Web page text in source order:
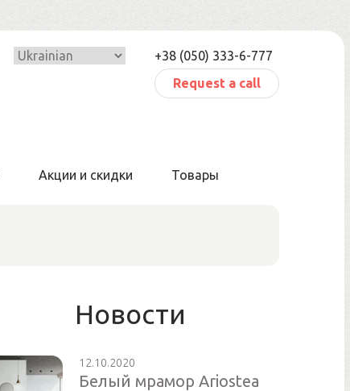
+38 (050) 333-6-777
Request a call
Акции и скидки Товары
Новости
12.10.2020
Белый мрамор Ariostea